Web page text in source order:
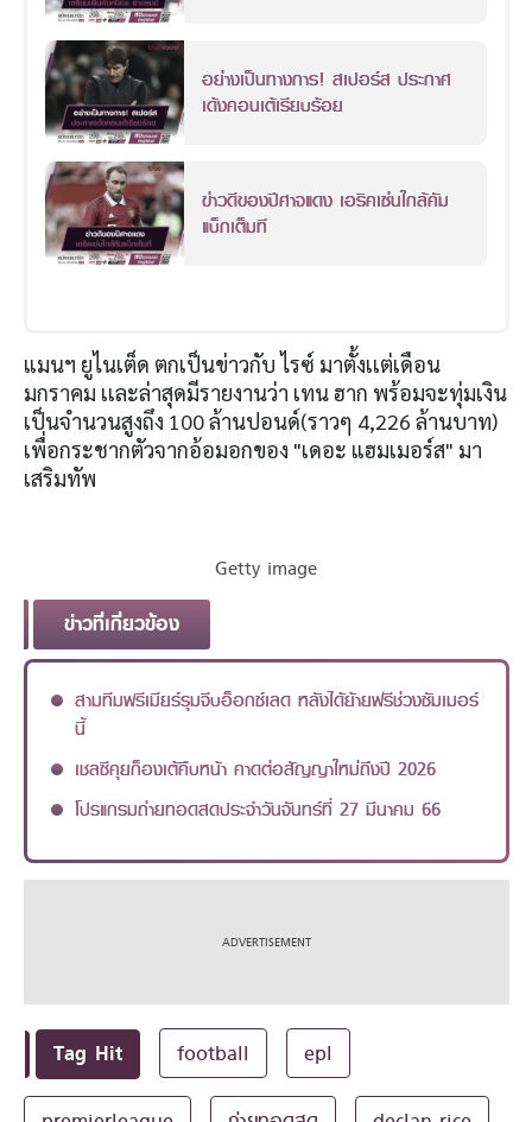
อย่างเป็นทางการ! สเปอร์ส ประกาศ
เด้งคอนเต้เรียบร้อย
ข่าวดีของปีศาจแดง เอริคเซ่นใกล้คัม
แบ็กเต็มที
แมนฯ ยูไนเต็ด ตกเป็นข่าวกับ ไรซ์ มาตั้งเเต่เดือน
มกราคม เเละล่าสุดมีรายงานว่า เทน ฮาก พร้อมจะทุ่มเงิน
เป็นจำนวนสูงถึง 100 ล้านปอนด์(ราวๆ 4,226 ล้านบาท)
เพื่อกระชากตัวจากอ้อมอกของ "เดอะ แฮมเมอร์ส" มา
เสริมทัพ
Getty image
ข่าวที่เกี่ยวข้อง
สามทีมพรีเมียร์รุมจีบอ็อกซ์เลด หลังได้ย้ายฟรีช่วงซัมเมอร์
นี้
เชลซีคุยก็องเต้คืบหน้า คาดต่อสัญญาใหม่ถึงปี 2026
โปรแกรมถ่ายทอดสดประจำวันจันทร์ที่ 27 มีนาคม 66
Tag Hit football epl